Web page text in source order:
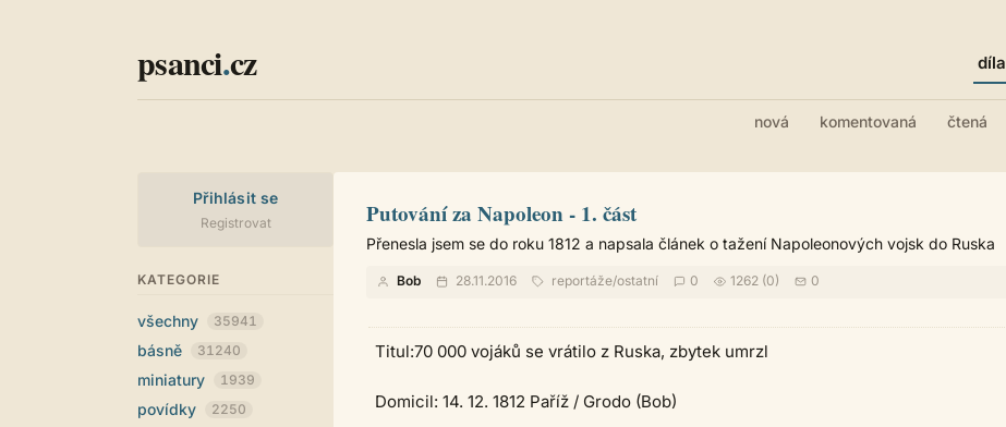
psanci.cz díla
nová komentovaná čtená
Přihlásit se
Registrovat
KATEGORIE
všechny 35941
básně 31240
miniatury 1939
povídky 2250
Putování za Napoleon - 1. část
Přenesla jsem se do roku 1812 a napsala článek o tažení Napoleonových vojsk do Ruska
Bob 28.11.2016 reportáže/ostatní 0 1262 (0) 0
Titul:70 000 vojáků se vrátilo z Ruska, zbytek umrzl
Domicil: 14. 12. 1812 Paříž / Grodo (Bob)